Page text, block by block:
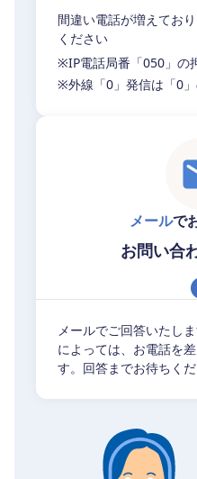
間違い電話が増えてお
ください
※IP電話局番「050」の
※外線「0」発信は「0
メールで
お問い合
メールでご回答いたし
によっては、お電話を
す。回答までお待ちくだ